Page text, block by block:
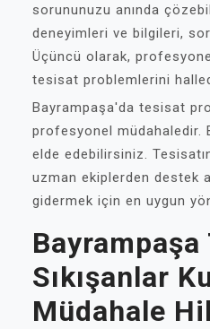
sorununuzu anında
deneyimleri ve bilgileri,
Üçüncü olarak,
tesisat problemlerini
Bayrampaşa'da tesisat
profesyonel müdahaledir.
elde edebilirsiniz.
uzman ekiplerden destek
gidermek için en uygun
Bayrampaşa
Sıkışanlar
Müdahale